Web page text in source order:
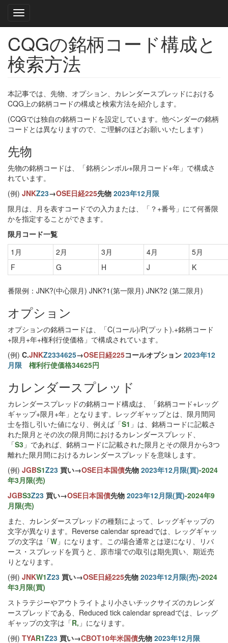
Skip
main
content
Toggle navigation
CQGの銘柄コード構成と
検索方法
本記事では、先物、オプション、カレンダースプレッドにおける
CQG上の銘柄コードの構成と検索方法を紹介します。
(CQGでは独自の銘柄コードを設定しています。他ベンダーの銘柄
コードとは異なりますので、ご理解のほどお願いいたします）
先物
先物の銘柄コードは、「銘柄シンボル+限月コード+年」で構成さ
れています。
(例) JNKZ23→OSE日経225先物 2023年12月限
限月は、月を表すコードでの入力または、「？+番号」にて何番限
かを指定することができます。
限月コード一覧
1月
2月 3月 4月
5月
F
G H J K
番限例：JNK?(中心限月) JNK?1(第一限月) JNK?2 (第二限月)
オプション
オプションの銘柄コードは、「C(コール)/P(プット).+銘柄コード
+限月+年+権利行使価格」で構成されています。
(例) C.JNKZ2334625→OSE日経225コールオプション 2023年12
月限
権利行使価格34625円
カレンダースプレッド
カレンダースプレッドの銘柄コード構成は、「銘柄コード+レッグ
ギャップ+限月+年」となります。レッグギャップとは、限月間同
士を指し引いた値になり、例えば「S1 」は、銘柄コードに記載さ
れた限月とその次の限月間におけるカレンダースプレッド、
「S3 」であれば、銘柄コードに記載された限月とその限月から3つ
離れた限月間におけるカレンダースプレッドを意味します。
(例) JGBS1Z23 買い→OSE日本国債先物 2023年12月限(買)-2024
年3月限(売)
JGBS3Z23 買い→OSE日本国債先物 2023年12月限(買)-2024年9
月限(売)
また、カレンダースプレッドの種類によって、レッグギャップの
文字が異なります。Reverse calendar spreadでは、レッグギャッ
プの文字は「W 」になります。この場合通常とは逆になり、リバ
ース・スプレッドを買うと、原市場での取引は期先買い、期近売
りとなります。
(例) JNKW1Z23 買い→OSE日経225先物 2023年12月限(売)-2024
年3月限(買)
ストラテジーやアウトライトより小さいチックサイズのカレンダ
ースプレッドである、Reduced tick calendar spreadでは、レッグ
ギャップの文字は「R, 」になります。
(例) TYAR1Z23 買い→CBOT10年米国債先物 2023年12月限